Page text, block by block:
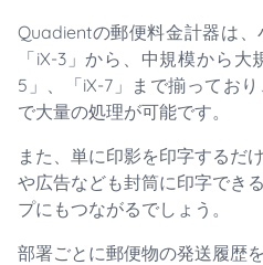
Quadientの郵便料金計器は
「iX-3」から、中規模から
5」、「iX-7」まで揃ってお
で大量の処理が可能です。
また、単に印影を印字するだ
や広告なども封筒に印字でき
プにもつながるでしょう。
部署ごとに郵便物の発送履歴